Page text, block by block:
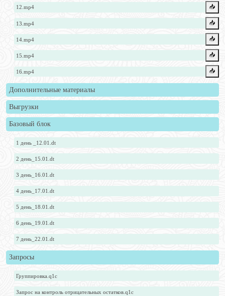
12.mp4 📥️
13.mp4 📥️
14.mp4 📥️
15.mp4 📥️
16.mp4 📥️
Дополнительные материалы
Выгрузки
Базовый блок
1 день _12.01.dt
2 день_15.01.dt
3 день_16.01.dt
4 день_17.01.dt
5 день_18.01.dt
6 день_19.01.dt
7 день_22.01.dt
Запросы
Группировка.q1c
Запрос на контроль отрицательных остатков.q1c